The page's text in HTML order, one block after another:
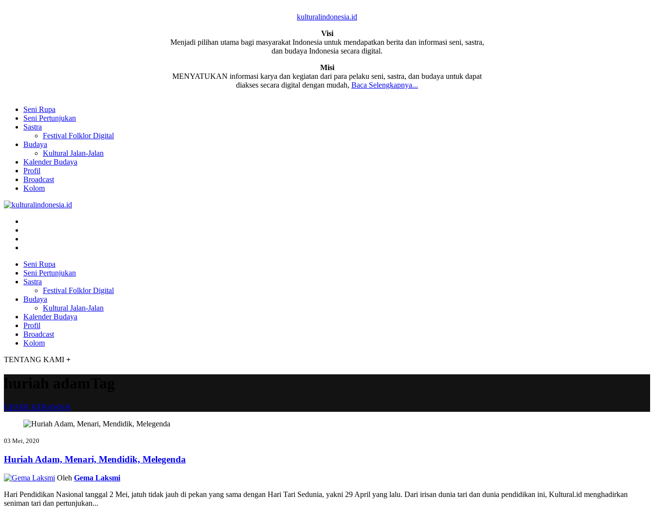
kulturalindonesia.id
Visi
Menjadi pilihan utama bagi masyarakat Indonesia untuk mendapatkan berita dan informasi seni, sastra,
dan budaya Indonesia secara digital.
Misi
MENYATUKAN informasi karya dan kegiatan dari para pelaku seni, sastra, dan budaya untuk dapat
diakses secara digital dengan mudah, Baca Selengkapnya...
Seni Rupa
Seni Pertunjukan
Sastra
Festival Folklor Digital
Budaya
Kultural Jalan-Jalan
Kalender Budaya
Profil
Broadcast
Kolom
Seni Rupa
Seni Pertunjukan
Sastra
Festival Folklor Digital
Budaya
Kultural Jalan-Jalan
Kalender Budaya
Profil
Broadcast
Kolom
TENTANG KAMI +
GESER KEBAWAH
03 Mei, 2020
Huriah Adam, Menari, Mendidik, Melegenda
Oleh Gema Laksmi
Hari Pendidikan Nasional tanggal 2 Mei, jatuh tidak jauh di pekan yang sama dengan Hari Tari Sedunia, yakni 29 April yang lalu. Dari irisan dunia tari dan dunia pendidikan ini, Kultural.id menghadirkan
seniman tari dan pertunjukan...